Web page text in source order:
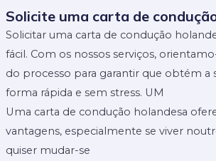
Solicite uma carta de
Solicitar uma carta de condução
fácil. Com os nossos serviços,
do processo para garantir que obtém a
forma rápida e sem stress. UM
Uma carta de condução holandesa
vantagens, especialmente se viver
quiser mudar-se